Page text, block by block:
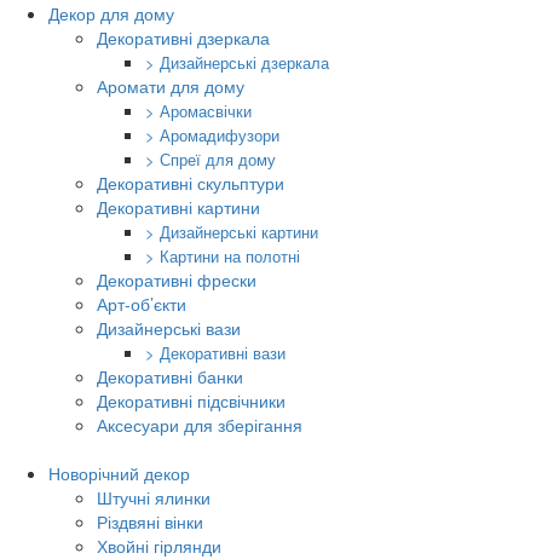
Декор для дому
Декоративні дзеркала
> Дизайнерські дзеркала
Аромати для дому
> Аромасвічки
> Аромадифузори
> Спреї для дому
Декоративні скульптури
Декоративні картини
> Дизайнерські картини
> Картини на полотні
Декоративні фрески
Арт-об’єкти
Дизайнерські вази
> Декоративні вази
Декоративні банки
Декоративні підсвічники
Аксесуари для зберігання
Новорічний декор
Штучні ялинки
Різдвяні вінки
Хвойні гірлянди